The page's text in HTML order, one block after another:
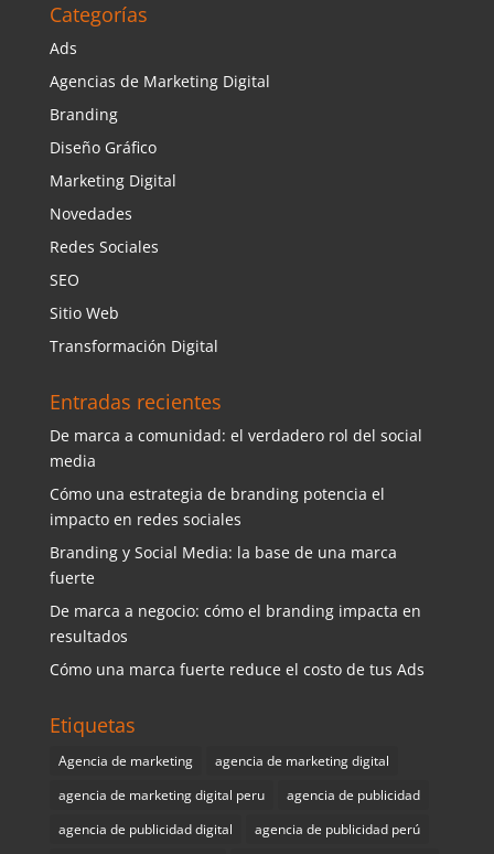
Categorías
Ads
Agencias de Marketing Digital
Branding
Diseño Gráfico
Marketing Digital
Novedades
Redes Sociales
SEO
Sitio Web
Transformación Digital
Entradas recientes
De marca a comunidad: el verdadero rol del social
media
Cómo una estrategia de branding potencia el
impacto en redes sociales
Branding y Social Media: la base de una marca
fuerte
De marca a negocio: cómo el branding impacta en
resultados
Cómo una marca fuerte reduce el costo de tus Ads
Etiquetas
Agencia de marketing
agencia de marketing digital
agencia de marketing digital peru
agencia de publicidad
agencia de publicidad digital
agencia de publicidad perú